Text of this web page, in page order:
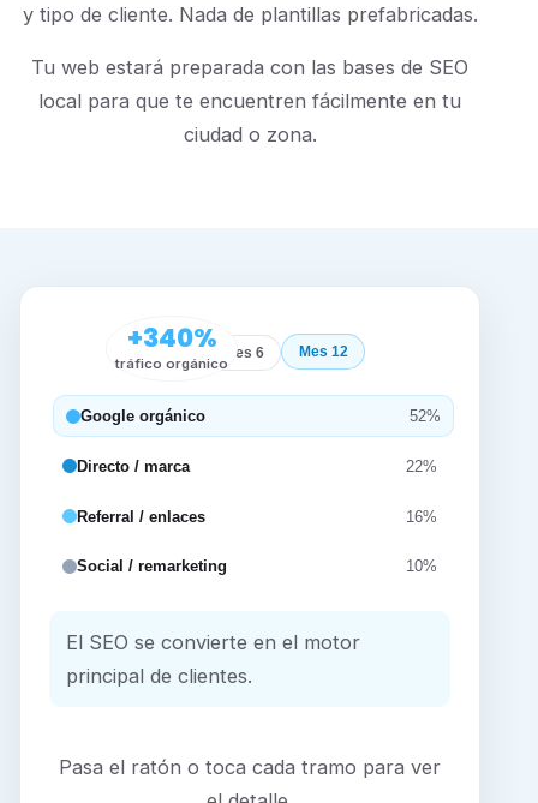
y tipo de cliente. Nada de plantillas prefabricadas.
Tu web estará preparada con las bases de SEO
local para que te encuentren fácilmente en tu
ciudad o zona.
+340%
tráfico orgánico
Mes 6 Mes 12
Google orgánico 52%
Directo / marca 22%
Referral / enlaces 16%
Social / remarketing 10%
El SEO se convierte en el motor
principal de clientes.
Pasa el ratón o toca cada tramo para ver